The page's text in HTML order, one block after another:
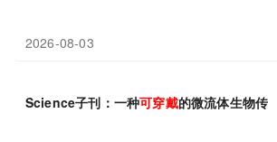
2026-08-03
Science子刊：一种可穿戴的微流体生物传